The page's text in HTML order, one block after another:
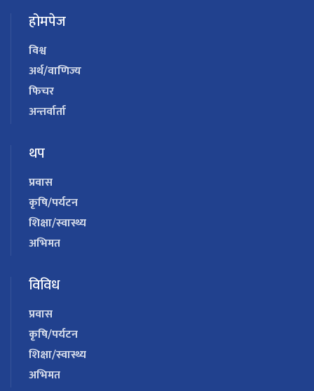
होमपेज
विश्व
अर्थ/वाणिज्य
फिचर
अन्तर्वार्ता
थप
प्रवास
कृषि/पर्यटन
शिक्षा/स्वास्थ्य
अभिमत
विविध
प्रवास
कृषि/पर्यटन
शिक्षा/स्वास्थ्य
अभिमत